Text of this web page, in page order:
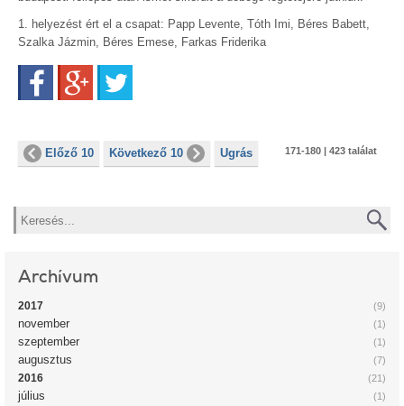
1. helyezést ért el a csapat: Papp Levente, Tóth Imi, Béres Babett,
Szalka Jázmin, Béres Emese, Farkas Friderika
FacebookGoogle+
Előző 10 Következő 10 Ugrás 171-180 | 423 találat
Keresés
Archívum
(9)
2017
(1)
november
(1)
szeptember
(7)
augusztus
(21)
2016
(1)
július